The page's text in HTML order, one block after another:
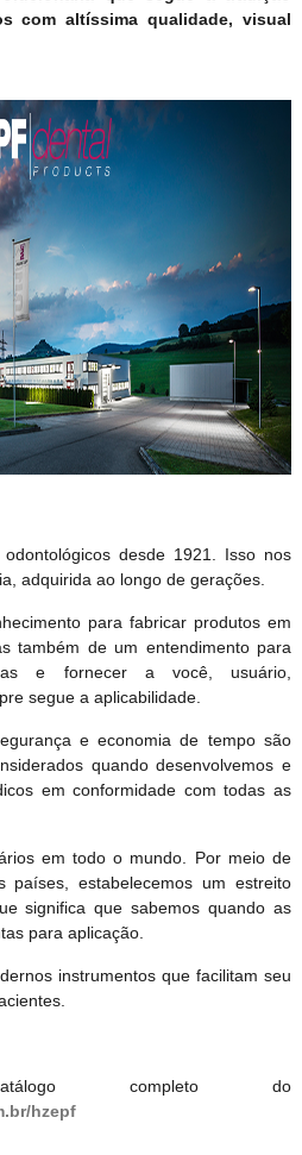
com altíssima qualidade, visual
desde 1921. Isso nos
adquirida ao longo de gerações.
para fabricar produtos em
também de um entendimento para
e fornecer a você, usuário,
segue a aplicabilidade.
e economia de tempo são
quando desenvolvemos e
em conformidade com todas as
em todo o mundo. Por meio de
países, estabelecemos um estreito
significa que sabemos quando as
para aplicação.
instrumentos que facilitam seu
completo do
hzepf